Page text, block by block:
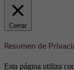
Cerrar
Resumen de
Esta página utiliza